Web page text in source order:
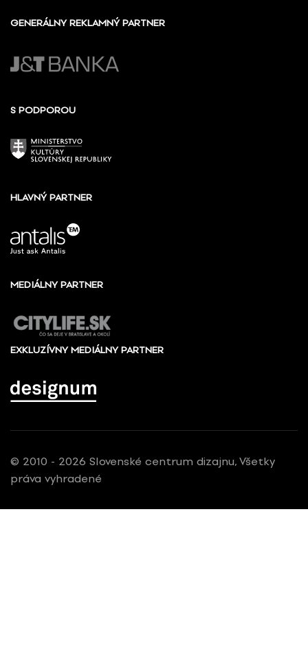
GENERÁLNY REKLAMNÝ PARTNER
S PODPOROU
HLAVNÝ PARTNER
MEDIÁLNY PARTNER
EXKLUZÍVNY MEDIÁLNY PARTNER
© 2010 - 2026 Slovenské centrum dizajnu, Všetky
práva vyhradené